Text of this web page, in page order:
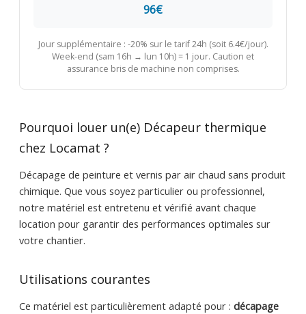
96€
Jour supplémentaire : -20% sur le tarif 24h (soit 6.4€/jour).
Week-end (sam 16h → lun 10h) = 1 jour. Caution et
assurance bris de machine non comprises.
Pourquoi louer un(e) Décapeur thermique
chez Locamat ?
Décapage de peinture et vernis par air chaud sans produit
chimique. Que vous soyez particulier ou professionnel,
notre matériel est entretenu et vérifié avant chaque
location pour garantir des performances optimales sur
votre chantier.
Utilisations courantes
Ce matériel est particulièrement adapté pour : décapage